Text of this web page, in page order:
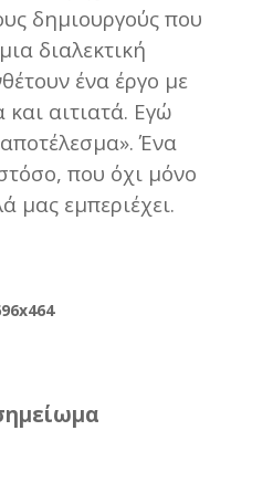
δημιουργούς που
διαλεκτική
ένα έργο με
αιτιατά. Εγώ
Ένα
που όχι μόνο
μας εμπεριέχει.